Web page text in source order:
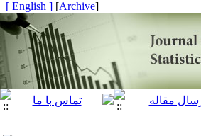
[
Archive
]
[ English ]